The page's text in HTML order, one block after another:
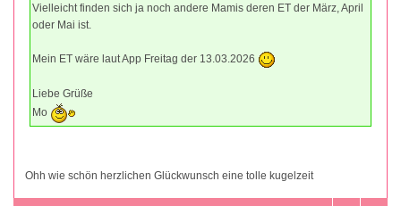
Vielleicht finden sich ja noch andere Mamis deren ET der März, April
oder Mai ist.
Mein ET wäre laut App Freitag der 13.03.2026
Liebe Grüße
Mo
Ohh wie schön herzlichen Glückwunsch eine tolle kugelzeit